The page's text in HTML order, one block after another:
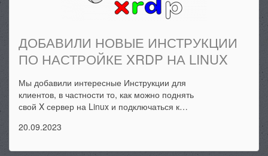
ДОБАВИЛИ НОВЫЕ ИНСТРУКЦИИ
ПО НАСТРОЙКЕ XRDP НА LINUX
Мы добавили интересные Инструкции для
клиентов, в частности то, как можно поднять
свой X сервер на Linux и подключаться к…
20.09.2023